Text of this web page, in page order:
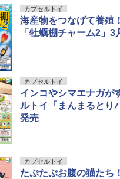
カプセルトイ
海産物をつなげて養殖
「牡蠣棚チャーム2」3
カプセルトイ
インコやシマエナガが
ルトイ「まんまるとり
発売
カプセルトイ
たぷたぷお腹の猫たち